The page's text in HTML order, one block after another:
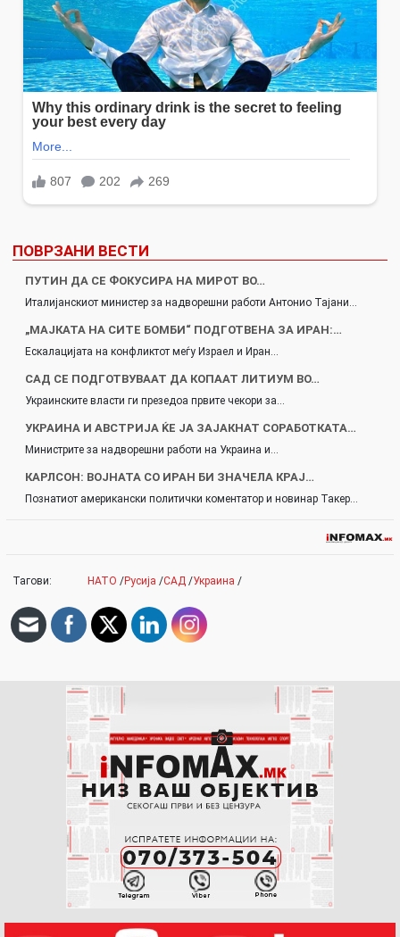
ПОВРЗАНИ ВЕСТИ
ПУТИН ДА СЕ ФОКУСИРА НА МИРОТ ВО…
Италијанскиот министер за надворешни работи Антонио Тајани…
„МАЈКАТА НА СИТЕ БОМБИ“ ПОДГОТВЕНА ЗА ИРАН:…
Ескалацијата на конфликтот меѓу Израел и Иран…
САД СЕ ПОДГОТВУВААТ ДА КОПААТ ЛИТИУМ ВО…
Украинските власти ги презедоа првите чекори за…
УКРАИНА И АВСТРИЈА ЌЕ ЈА ЗАЈАКНАТ СОРАБОТКАТА…
Министрите за надворешни работи на Украина и…
КАРЛСОН: ВОЈНАТА СО ИРАН БИ ЗНАЧЕЛА КРАЈ…
Познатиот американски политички коментатор и новинар Такер…
Тагови: НАТО /Русија /САД /Украина /